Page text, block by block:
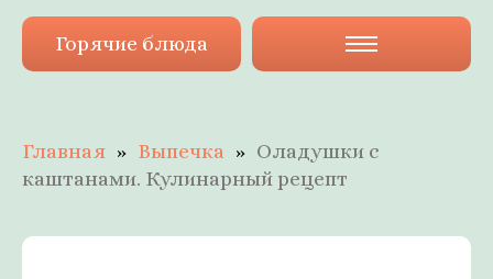
Горячие блюда
Главная Выпечка
Оладушки с
каштанами. Кулинарный рецепт